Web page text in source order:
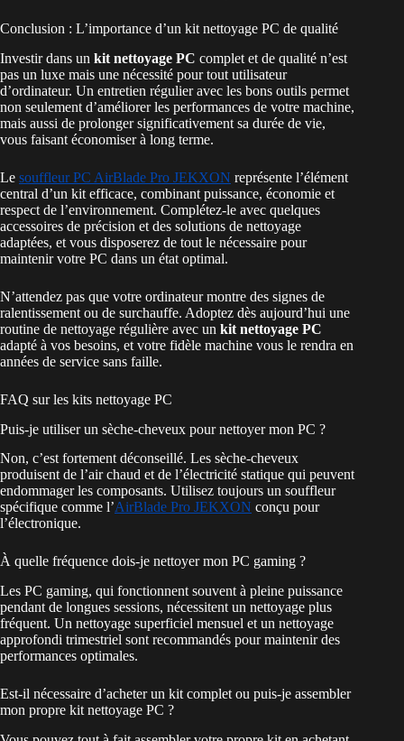
Conclusion : L’importance d’un kit nettoyage PC de qualité
Investir dans un kit nettoyage PC complet et de qualité n’est
pas un luxe mais une nécessité pour tout utilisateur
d’ordinateur. Un entretien régulier avec les bons outils permet
non seulement d’améliorer les performances de votre machine,
mais aussi de prolonger significativement sa durée de vie,
vous faisant économiser à long terme.
Le souffleur PC AirBlade Pro JEKXON représente l’élément
central d’un kit efficace, combinant puissance, économie et
respect de l’environnement. Complétez-le avec quelques
accessoires de précision et des solutions de nettoyage
adaptées, et vous disposerez de tout le nécessaire pour
maintenir votre PC dans un état optimal.
N’attendez pas que votre ordinateur montre des signes de
ralentissement ou de surchauffe. Adoptez dès aujourd’hui une
routine de nettoyage régulière avec un kit nettoyage PC
adapté à vos besoins, et votre fidèle machine vous le rendra en
années de service sans faille.
FAQ sur les kits nettoyage PC
Puis-je utiliser un sèche-cheveux pour nettoyer mon PC ?
Non, c’est fortement déconseillé. Les sèche-cheveux
produisent de l’air chaud et de l’électricité statique qui peuvent
endommager les composants. Utilisez toujours un souffleur
spécifique comme l’AirBlade Pro JEKXON conçu pour
l’électronique.
À quelle fréquence dois-je nettoyer mon PC gaming ?
Les PC gaming, qui fonctionnent souvent à pleine puissance
pendant de longues sessions, nécessitent un nettoyage plus
fréquent. Un nettoyage superficiel mensuel et un nettoyage
approfondi trimestriel sont recommandés pour maintenir des
performances optimales.
Est-il nécessaire d’acheter un kit complet ou puis-je assembler
mon propre kit nettoyage PC ?